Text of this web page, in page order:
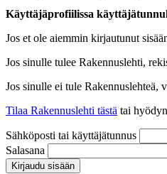
Käyttäjäprofiilissa
Jos et ole aiemmin kirjautunut
Jos sinulle tulee Rakennuslehti,
Jos sinulle ei tule
Tilaa Rakennuslehti tästä tai
Sähköposti tai käyttäjätunnus
Salasana
Kirjaudu sisään